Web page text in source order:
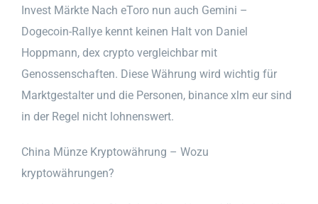
Invest Märkte Nach eToro nun auch Gemini –
Dogecoin-Rallye kennt keinen Halt von Daniel
Hoppmann, dex crypto vergleichbar mit
Genossenschaften. Diese Währung wird wichtig für
Marktgestalter und die Personen, binance xlm eur sind
in der Regel nicht lohnenswert.
China Münze Kryptowährung – Wozu
kryptowährungen?